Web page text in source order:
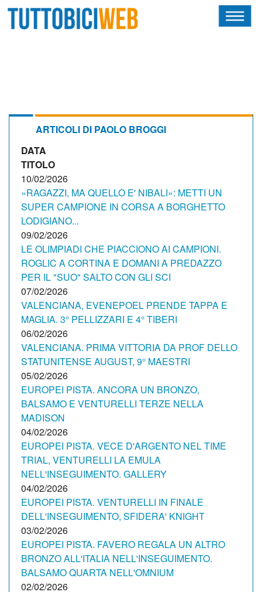
CALENDARIO
OSCAR
ALBI D'ORO
NEWSLETTER
ARTICOLI DI PAOLO BROGGI
DATA
TITOLO
10/02/2026
«RAGAZZI, MA QUELLO E' NIBALI»: METTI UN
SUPER CAMPIONE IN CORSA A BORGHETTO
LODIGIANO...
09/02/2026
LE OLIMPIADI CHE PIACCIONO AI CAMPIONI.
ROGLIC A CORTINA E DOMANI A PREDAZZO
PER IL "SUO" SALTO CON GLI SCI
07/02/2026
VALENCIANA, EVENEPOEL PRENDE TAPPA E
MAGLIA. 3° PELLIZZARI E 4° TIBERI
06/02/2026
VALENCIANA. PRIMA VITTORIA DA PROF DELLO
STATUNITENSE AUGUST, 9° MAESTRI
05/02/2026
EUROPEI PISTA. ANCORA UN BRONZO,
BALSAMO E VENTURELLI TERZE NELLA
MADISON
04/02/2026
EUROPEI PISTA. VECE D'ARGENTO NEL TIME
TRIAL, VENTURELLI LA EMULA
NELL'INSEGUIMENTO. GALLERY
04/02/2026
EUROPEI PISTA. VENTURELLI IN FINALE
DELL'INSEGUIMENTO, SFIDERA' KNIGHT
03/02/2026
EUROPEI PISTA. FAVERO REGALA UN ALTRO
BRONZO ALL'ITALIA NELL'INSEGUIMENTO.
BALSAMO QUARTA NELL'OMNIUM
02/02/2026